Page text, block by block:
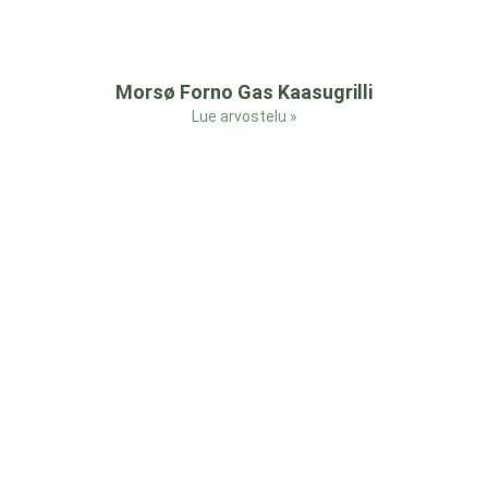
Morsø Forno Gas Kaasugrilli
Lue arvostelu »